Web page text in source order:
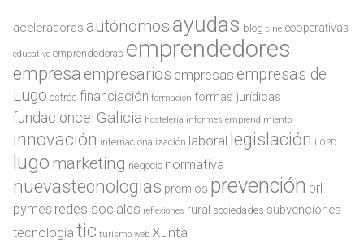
aceleradoras autónomos ayudas blog cine cooperativas
educativo emprendedoras emprendedores
empresa empresarios empresas empresas de
Lugo estrés financiación formación formas jurídicas
fundacioncel Galicia hostelería informes emprendimiento
innovación internacionalización laboral legislación LOPD
lugo marketing negocio normativa
nuevastecnologias premios prevención prl
pymes redes sociales reflexiones rural sociedades subvenciones
tecnología tic turismo web Xunta